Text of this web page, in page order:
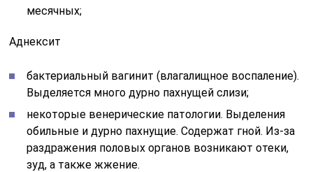
месячных;
Аднексит
бактериальный вагинит (влагалищное воспаление).
Выделяется много дурно пахнущей слизи;
некоторые венерические патологии. Выделения
обильные и дурно пахнущие. Содержат гной. Из-за
раздражения половых органов возникают отеки,
зуд, а также жжение.